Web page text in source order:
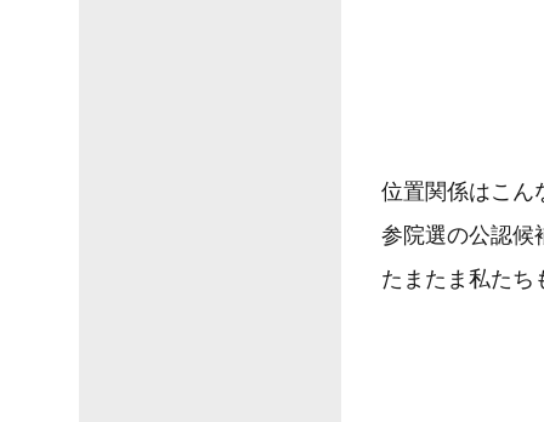
位置関係はこん
参院選の公認候
たまたま私たち